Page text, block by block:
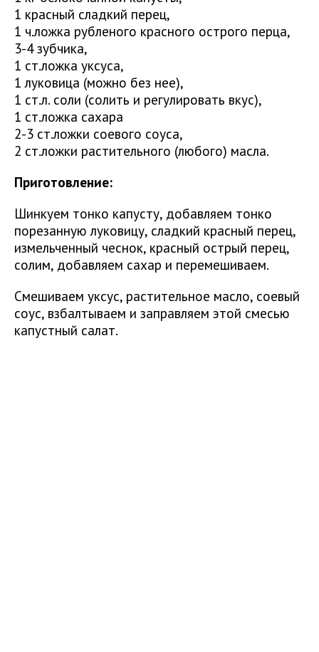
1 красный сладкий перец,
1 ч.ложка рубленого красного острого перца,
3-4 зубчика,
1 ст.ложка уксуса,
1 луковица (можно без нее),
1 ст.л. соли (солить и регулировать вкус),
1 ст.ложка сахара
2-3 ст.ложки соевого соуса,
2 ст.ложки растительного (любого) масла.
Приготовление:
Шинкуем тонко капусту, добавляем тонко
порезанную луковицу, сладкий красный перец,
измельченный чеснок, красный острый перец,
солим, добавляем сахар и перемешиваем.
Смешиваем уксус, растительное масло, соевый
соус, взбалтываем и заправляем этой смесью
капустный салат.